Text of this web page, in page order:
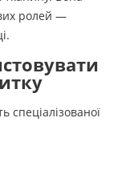
ролей —
спеціалізованої